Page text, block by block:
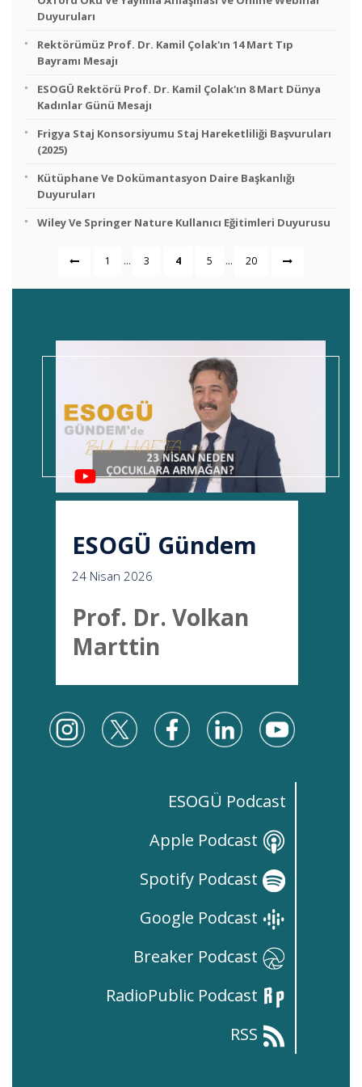
Duyuruları
Rektörümüz Prof. Dr. Kamil Çolak'ın 14 Mart Tıp
Bayramı Mesajı
ESOGÜ Rektörü Prof. Dr. Kamil Çolak'ın 8 Mart Dünya
Kadınlar Günü Mesajı
Frigya Staj Konsorsiyumu Staj Hareketliliği Başvuruları
(2025)
Kütüphane Ve Dokümantasyon Daire Başkanlığı
Duyuruları
Wiley Ve Springer Nature Kullanıcı Eğitimleri Duyurusu
1 ... 3 4 5 ... 20
ESOGÜ Gündem
24 Nisan 2026
Prof. Dr. Volkan
Marttin
ESOGÜ Podcast
Apple Podcast
Spotify Podcast
Google Podcast
Breaker Podcast
RadioPublic Podcast
RSS